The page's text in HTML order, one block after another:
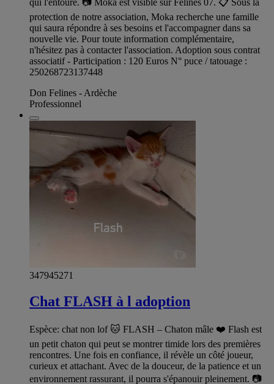
qui l'entoure. 📷 Moka est visible sur Félines 07. 📋 Sous la
protection de notre association, Moka recherche une famille
qui saura répondre à ses besoins et l'accompagner dans sa
nouvelle vie. Pour toute information complémentaire,
n'hésitez pas à contacter l'association. Adoption sous contrat
associatif - Participation : 120 Euros N° puce / tatouage :
250268723137448
Don Felines - Ardèche
Professionnel
347945271
Chat FLASH à l adoption
Espèce: chat non lof 🐱 FLASH – Chaton mâle ❤️ Flash est
un petit chaton qui peut se montrer timide lors des premières
rencontres. Une fois en confiance, il révèle un côté joueur,
curieux et attachant. Avec de la douceur, de la patience et un
environnement rassurant, il pourra s'épanouir pleinement. 📷